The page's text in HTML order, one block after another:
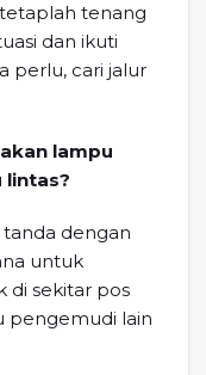
tenang
dan ikuti
perlu, cari jalur
lampu
lintas?
dengan
untuk
di sekitar pos
pengemudi lain